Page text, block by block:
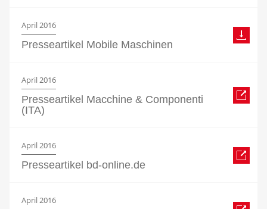
April 2016
Presseartikel Mobile Maschinen
April 2016
Presseartikel Macchine & Componenti
(ITA)
April 2016
Presseartikel bd-online.de
April 2016